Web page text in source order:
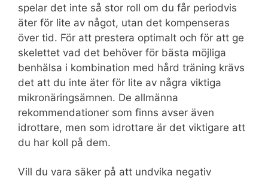
spelar det inte så stor roll om du får periodvis
äter för lite av något, utan det kompenseras
över tid. För att prestera optimalt och för att ge
skelettet vad det behöver för bästa möjliga
benhälsa i kombination med hård träning krävs
det att du inte äter för lite av några viktiga
mikronäringsämnen. De allmänna
rekommendationer som finns avser även
idrottare, men som idrottare är det viktigare att
du har koll på dem.
Vill du vara säker på att undvika negativ